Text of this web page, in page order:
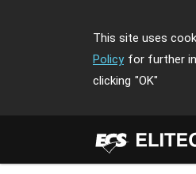
This site uses
Policy for further
clicking "OK"